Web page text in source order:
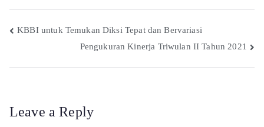
KBBI untuk Temukan Diksi Tepat dan Bervariasi
Pengukuran Kinerja Triwulan II Tahun 2021
Leave a Reply